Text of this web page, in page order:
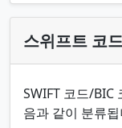
스위프트 코
SWIFT 코드/BIC
음과 같이 분류